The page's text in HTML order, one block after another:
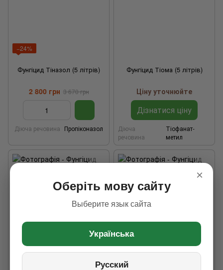
−24%
Фунгіцид Тіназол (5 літрів)
2 800 грн 3 670 грн
Діюча речовина Пропіконазол
Фунгіцид Тіома (5 літрів)
Ціну уточнюйте
Дізнатися ціну
Діюча
речовина
Тіофанат-
метил
Хіт
Фунгіцид Фіделіс (5 літрів) Фунгіцид Флуафол (5 літрів)
×
Оберіть мову сайту
Выберите язык сайта
Українська
Русский